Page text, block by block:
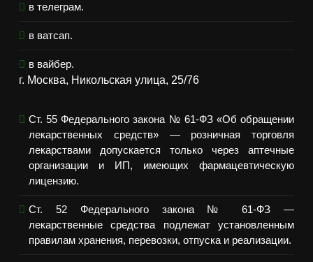
в телеграм.
в ватсап.
в вайбер.
г. Москва, Никольская улица, 25/76
Ст. 55 Федерального закона № 61-ФЗ «Об обращении
лекарственных средств» — розничная торговля
лекарствами допускается только через аптечные
организации и ИП, имеющих фармацевтическую
лицензию.
Ст. 52 Федерального закона № 61-ФЗ —
лекарственные средства подлежат установленным
правилам хранения, перевозки, отпуска и реализации.